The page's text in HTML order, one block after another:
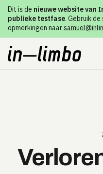
Dit is de nieuwe website van
publieke testfase. Gebruik
opmerkingen naar